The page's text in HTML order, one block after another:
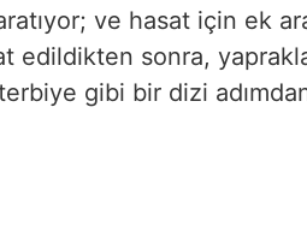
ve hasat için ek
edildikten sonra,
gibi bir dizi